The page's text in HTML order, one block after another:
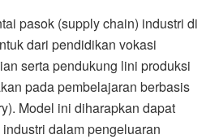
pasok (supply chain) industri di
dari pendidikan vokasi
serta pendukung lini produksi
pada pembelajaran berbasis
Model ini diharapkan dapat
dalam pengeluaran